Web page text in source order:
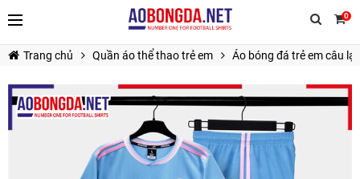
0
TIẾP TỤC MUA HÀNG
Trang chủ Quần áo thể thao trẻ em Áo bóng đá trẻ em câu